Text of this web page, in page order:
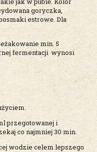
goryczka,
estrowe. Dla
min. 5
fermentacji wynosi
przegotowanej i
co najmniej 30 min.
wodzie celem lepszego